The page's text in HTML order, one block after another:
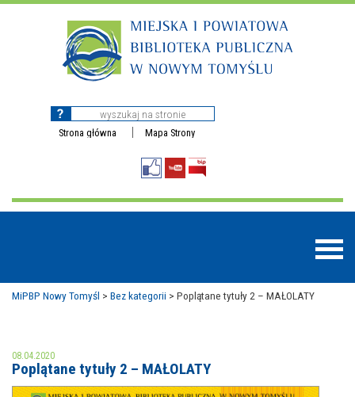
Strona główna Mapa Strony
MOJE KONTO
MiPBP Nowy Tomyśl > Bez kategorii > Poplątane tytuły 2 – MAŁOLATY
08.04.2020
Poplątane tytuły 2 – MAŁOLATY